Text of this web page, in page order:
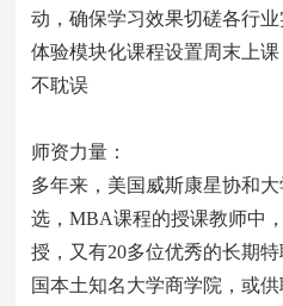
动，确保学习效果切磋各行
体验模块化课程设置周末上
不耽误
师资力量：
多年来，美国威斯康星协和
选，MBA课程的授课教师中
授，又有20多位优秀的长期
国本土知名大学商学院，或